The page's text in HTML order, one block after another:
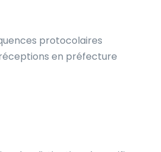
protocolaires
en préfecture